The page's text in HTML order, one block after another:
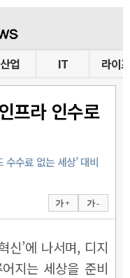
산업 IT 라이프
프라 인수로
수수료 없는 세상’ 대비
가 + 가 -
신’에 나서며, 디지
지는 세상을 준비